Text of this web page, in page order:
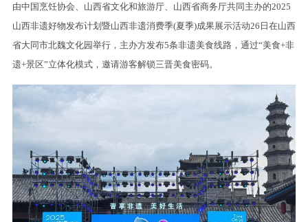
由中国烹饪协会、山西省文化和旅游厅、山西省商务厅共同主办的2025
山西非遗好物发布计划暨山西非遗消费季(夏季)成果展示活动26日在山西
省大同市北魏文化园举行，主办方发布5条非遗美食线路，通过“美食+非
遗+景区”立体化模式，邀请游客解锁三晋美食密码。